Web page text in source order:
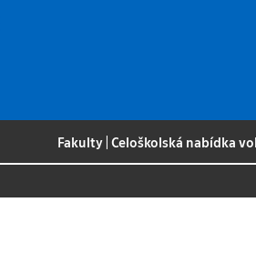
Fakulty |Celoškolská nabídka